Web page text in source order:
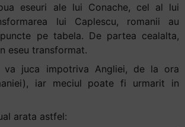
eseuri ale lui Conache, cel al lui
lui Caplescu, romanii au
pe tabela. De partea cealalta,
eseu transformat.
va juca impotriva Angliei, de la ora
iar meciul poate fi urmarit in
arata astfel: